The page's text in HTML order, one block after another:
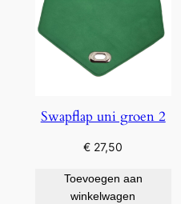
Swapflap uni groen 2
€ 27,50
Toevoegen aan
winkelwagen